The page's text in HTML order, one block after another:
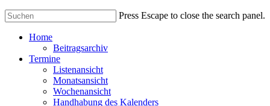
Press Escape to close the search panel.
Home
Beitragsarchiv
Termine
Listenansicht
Monatsansicht
Wochenansicht
Handhabung des Kalenders